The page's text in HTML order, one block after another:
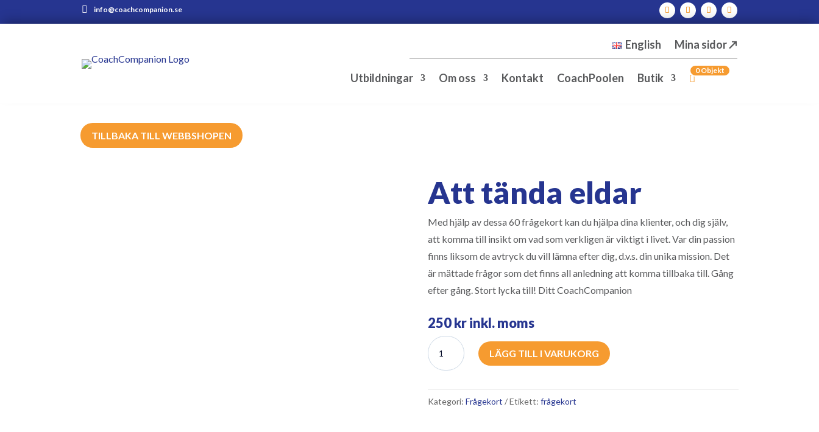
info@coachcompanion.se
English Mina sidor ↗
Utbildningar Om oss Kontakt CoachPoolen Butik
0 Objekt
TILLBAKA TILL WEBBSHOPEN
Att tända eldar
Med hjälp av dessa 60 frågekort kan du hjälpa dina klienter, och dig själv,
att komma till insikt om vad som verkligen är viktigt i livet. Var din passion
finns liksom de avtryck du vill lämna efter dig, d.v.s. din unika mission. Det
är mättade frågor som det finns all anledning att komma tillbaka till. Gång
efter gång. Stort lycka till! Ditt CoachCompanion
250krinkl. moms
Att
tända
LÄGG TILL I VARUKORG
Kategori: Frågekort Etikett: frågekort